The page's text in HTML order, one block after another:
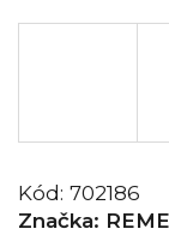
Kód: 702186
Značka: